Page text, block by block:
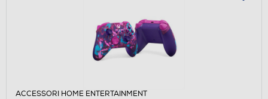
ACCESSORI HOME ENTERTAINMENT